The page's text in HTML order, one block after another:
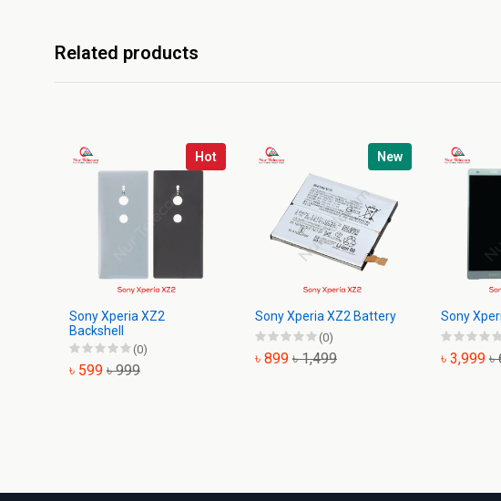
Related products
Hot
Sony Xperia XZ2
Backshell
(0)
৳ 599 ৳ 999
New
Sony Xperia XZ2 Battery
(0)
৳ 899 ৳ 1,499
Sony
৳ 3,999 ৳